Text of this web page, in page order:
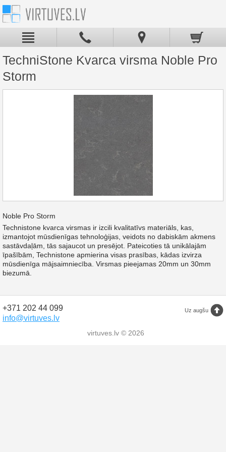
TechniStone Kvarca virsma Noble Pro
Storm
Noble Pro Storm
Technistone kvarca virsmas ir izcili kvalitatīvs materiāls, kas,
izmantojot mūsdienīgas tehnoloģijas, veidots no dabiskām akmens
sastāvdaļām, tās sajaucot un presējot. Pateicoties tā unikālajām
īpašībām, Technistone apmierina visas prasības, kādas izvirza
mūsdienīga mājsaimniecība. Virsmas pieejamas 20mm un 30mm
biezumā.
Uz augšu
+371 202 44 099
info@virtuves.lv
virtuves.lv © 2026